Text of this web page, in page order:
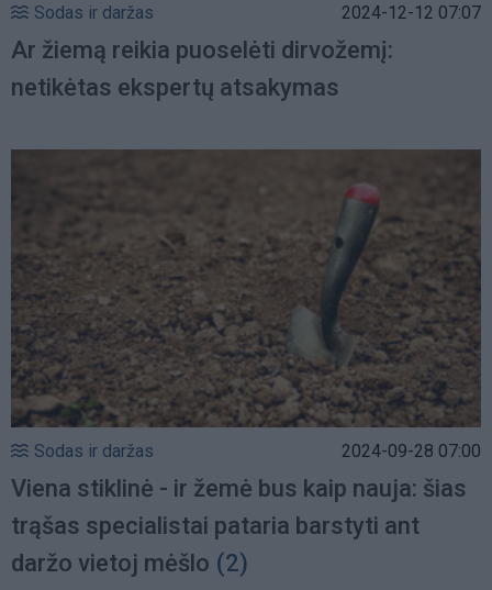
Sodas ir daržas 2024-12-12 07:07
Ar žiemą reikia puoselėti dirvožemį:
netikėtas ekspertų atsakymas
Sodas ir daržas 2024-09-28 07:00
Viena stiklinė - ir žemė bus kaip nauja: šias
trąšas specialistai pataria barstyti ant
daržo vietoj mėšlo (2)